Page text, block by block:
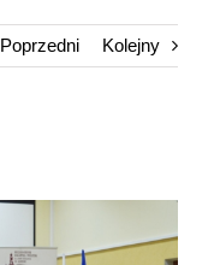
Poprzedni Kolejny